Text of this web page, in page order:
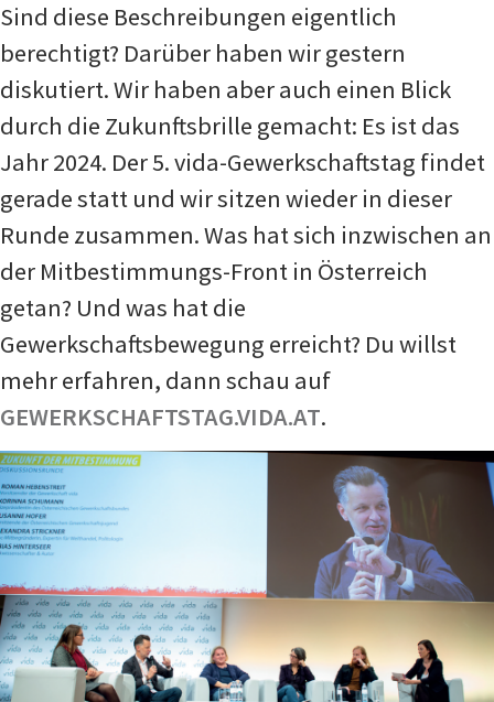
Sind diese Beschreibungen eigentlich
berechtigt? Darüber haben wir gestern
diskutiert. Wir haben aber auch einen Blick
durch die Zukunftsbrille gemacht: Es ist das
Jahr 2024. Der 5. vida-Gewerkschaftstag findet
gerade statt und wir sitzen wieder in dieser
Runde zusammen. Was hat sich inzwischen an
der Mitbestimmungs-Front in Österreich
getan? Und was hat die
Gewerkschaftsbewegung erreicht? Du willst
mehr erfahren, dann schau auf
GEWERKSCHAFTSTAG.VIDA.AT.